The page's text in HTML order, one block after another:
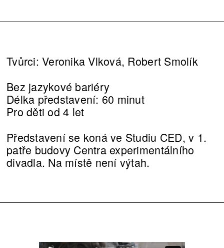
Tvůrci: Veronika Vlková, Robert Smolík
Bez jazykové bariéry
Délka představení: 60 minut
Pro děti od 4 let
Představení se koná ve Studiu CED, v 1.
patře budovy Centra experimentálního
divadla. Na místě není výtah.